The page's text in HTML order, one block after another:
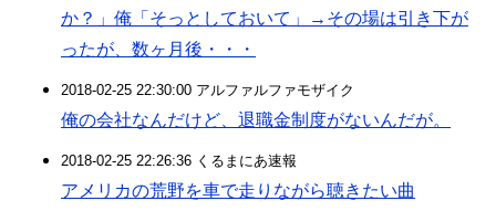
か？」俺「そっとしておいて」→その場は引き下が
ったが、数ヶ月後・・・
2018-02-25 22:30:00 アルファルファモザイク
俺の会社なんだけど、退職金制度がないんだが。
2018-02-25 22:26:36 くるまにあ速報
アメリカの荒野を車で走りながら聴きたい曲